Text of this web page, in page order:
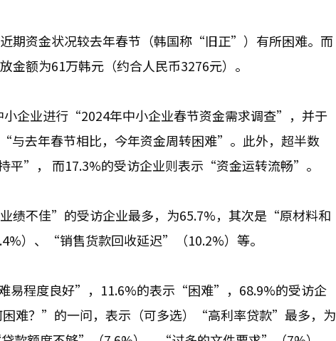
期资金状况较去年春节（韩国称“旧正”）有所困难。而
额为61万韩元（约合人民币3276元）。
企业进行“2024年中小企业春节资金需求调查”，并于
与去年春节相比，今年资金周转困难”。此外，超半数
平”， 而17.3%的受访企业则表示“资金运转流畅”。
不佳”的受访企业最多，为65.7%，其次是“原材料和
）、“销售货款回收延迟”（10.2%）等。
易程度良好”，11.6%的表示“困难”，68.9%的受访企
难？”的一问，表示（可多选）“高利率贷款”最多，为